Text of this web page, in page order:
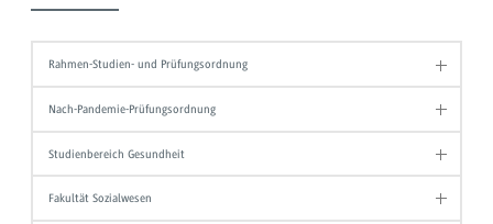
Rahmen-Studien- und Prüfungsordnung
Nach-Pandemie-Prüfungsordnung
Studienbereich Gesundheit
Fakultät Sozialwesen